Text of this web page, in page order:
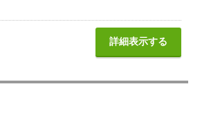
詳細表示する